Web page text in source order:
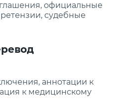
официальные
судебные
аннотации к
к медицинскому